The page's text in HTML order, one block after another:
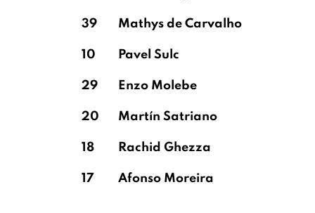
39 Mathys de Carvalho
10 Pavel Sulc
29 Enzo Molebe
20 Martín Satriano
18 Rachid Ghezza
17 Afonso Moreira